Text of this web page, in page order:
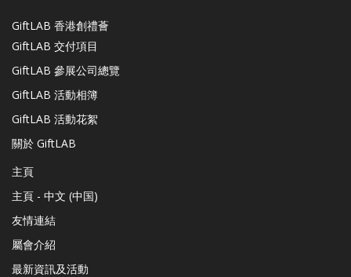
GiftLAB 香港創禮薈
GiftLAB 交付項目
GiftLAB 參展公司總覽
GiftLAB 活動相簿
GiftLAB 活動花絮
關於 GiftLAB
主頁
主頁 - 中文 (中国)
友情連結
屬會介紹
最新資訊及活動